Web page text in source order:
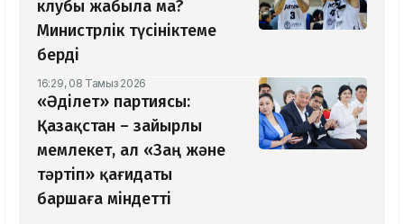
клубы жабыла ма?
Министрлік түсініктеме
берді
16:29, 08 Тамыз 2026
«Әділет» партиясы:
Қазақстан – зайырлы
мемлекет, ал «Заң және
тәртіп» қағидаты
баршаға міндетті